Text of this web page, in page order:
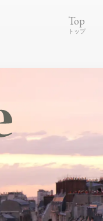
Top